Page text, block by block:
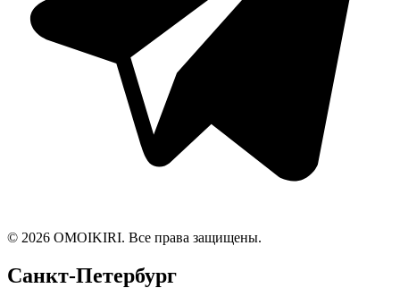
© 2026 OMOIKIRI. Все права защищены.
Санкт-Петербург